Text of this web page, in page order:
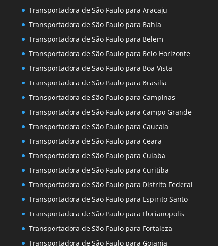
Transportadora de São Paulo para Aracaju
Transportadora de São Paulo para Bahia
Transportadora de São Paulo para Belem
Transportadora de São Paulo para Belo Horizonte
Transportadora de São Paulo para Boa Vista
Transportadora de São Paulo para Brasilia
Transportadora de São Paulo para Campinas
Transportadora de São Paulo para Campo Grande
Transportadora de São Paulo para Caucaia
Transportadora de São Paulo para Ceara
Transportadora de São Paulo para Cuiaba
Transportadora de São Paulo para Curitiba
Transportadora de São Paulo para Distrito Federal
Transportadora de São Paulo para Espirito Santo
Transportadora de São Paulo para Florianopolis
Transportadora de São Paulo para Fortaleza
Transportadora de São Paulo para Goiania